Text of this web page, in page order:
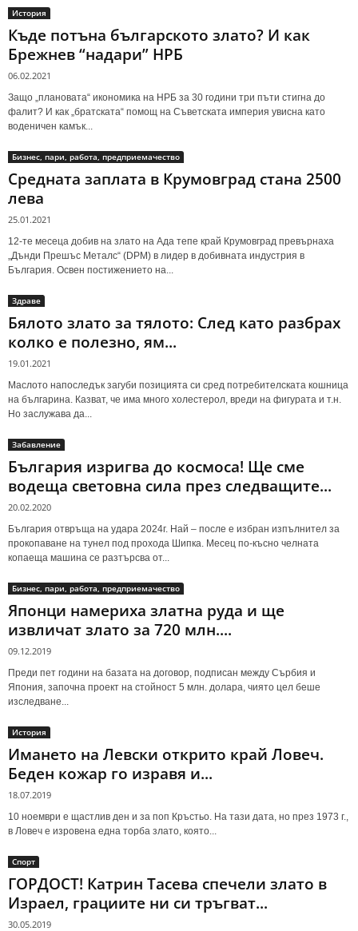
История
Къде потъна българското злато? И как
Брежнев “надари” НРБ
06.02.2021
Защо „плановата“ икономика на НРБ за 30 години три пъти стигна до
фалит? И как „братската“ помощ на Съветската империя увисна като
воденичен камък...
Бизнес, пари, работа, предприемачество
Средната заплата в Крумовград стана 2500
лева
25.01.2021
12-те месеца добив на злато на Ада тепе край Крумовград превърнаха
„Дънди Прешъс Металс“ (DPM) в лидер в добивната индустрия в
България. Освен постижението на...
Здраве
Бялото злато за тялото: След като разбрах
колко е полезно, ям...
19.01.2021
Маслото напоследък загуби позицията си сред потребителската кошница
на българина. Казват, че има много холестерол, вреди на фигурата и т.н.
Но заслужава да...
Забавление
България изригва до космоса! Ще сме
водеща световна сила през следващите...
20.02.2020
България отвръща на удара 2024г. Най – после е избран изпълнител за
прокопаване на тунел под прохода Шипка. Месец по-късно челната
копаеща машина се разтърсва от...
Бизнес, пари, работа, предприемачество
Японци намериха златна руда и ще
извличат злато за 720 млн....
09.12.2019
Преди пет години на базата на договор, подписан между Сърбия и
Япония, започна проект на стойност 5 млн. долара, чиято цел беше
изследване...
История
Имането на Левски открито край Ловеч.
Беден кожар го изравя и...
18.07.2019
10 ноември е щастлив ден и за поп Кръстьо. На тази дата, но през 1973 г.,
в Ловеч е изровена една торба злато, която...
Спорт
ГОРДОСТ! Катрин Тасева спечели злато в
Израел, грациите ни си тръгват...
30.05.2019